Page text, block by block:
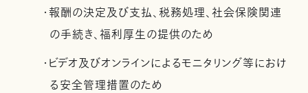
・報酬の決定及び支払、税務処理、社会保険関連
の手続き、福利厚生の提供のため
・ビデオ及びオンラインによるモニタリング等におけ
る安全管理措置のため